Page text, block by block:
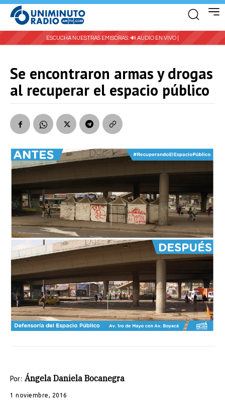
ESCUCHA NUESTRAS EMISORAS: 🔊 AUDIO EN VIVO |
Se encontraron armas y drogas
al recuperar el espacio público
Por: Ángela Daniela Bocanegra
1 noviembre, 2016